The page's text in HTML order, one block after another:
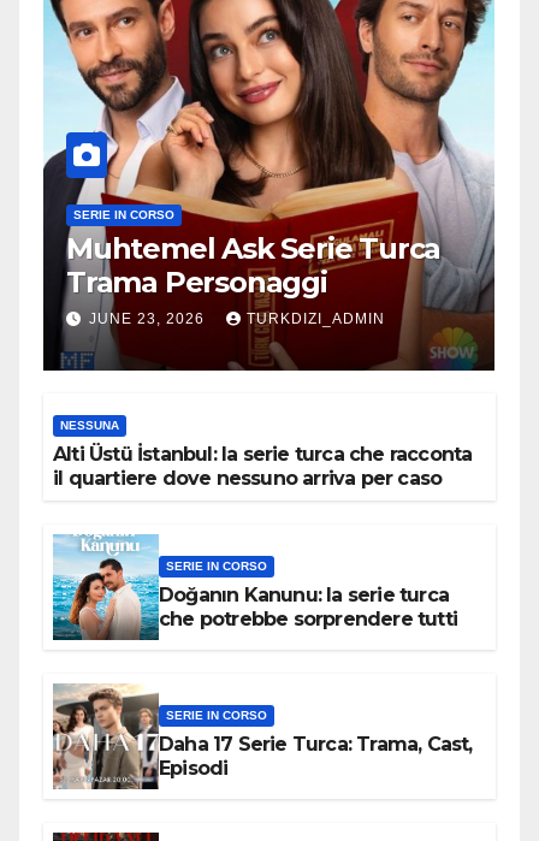
SERIE IN CORSO
Muhtemel Ask Serie Turca
Trama Personaggi
JUNE 23, 2026 TURKDIZI_ADMIN
NESSUNA
Alti Üstü İstanbul: la serie turca che racconta
il quartiere dove nessuno arriva per caso
SERIE IN CORSO
Doğanın Kanunu: la serie turca
che potrebbe sorprendere tutti
SERIE IN CORSO
Daha 17 Serie Turca: Trama, Cast,
Episodi